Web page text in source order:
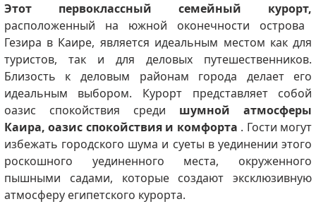
Этот первоклассный семейный курорт,
расположенный на южной оконечности острова
Гезира в Каире, является идеальным местом как для
туристов, так и для деловых путешественников.
Близость к деловым районам города делает его
идеальным выбором. Курорт представляет собой
оазис спокойствия среди шумной атмосферы
Каира, оазис спокойствия и комфорта . Гости могут
избежать городского шума и суеты в уединении этого
роскошного уединенного места, окруженного
пышными садами, которые создают эксклюзивную
атмосферу египетского курорта.